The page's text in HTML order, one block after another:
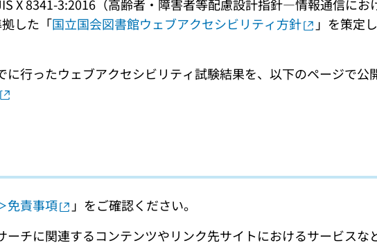
X 8341-3:2016（高齢者・障害者等配慮設計指針―情報通信に
した「国立国会図書館ウェブアクセシビリティ方針
」を策定
行ったウェブアクセシビリティ試験結果を、以下のページで公
免責事項
」をご確認ください。
ーチに関連するコンテンツやリンク先サイトにおけるサービス